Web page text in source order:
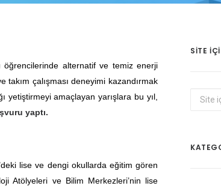
alternatif ve temiz enerji
çalışması deneyimi kazandırmak
amaçlayan yarışlara bu yıl,
yaptı.
lise ve dengi okullarda eğitim gören
Atölyeleri ve Bilim Merkezleri’nin lise
SITE